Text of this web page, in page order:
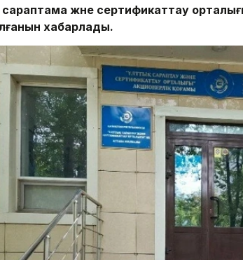
және сертификаттау
хабарлады.